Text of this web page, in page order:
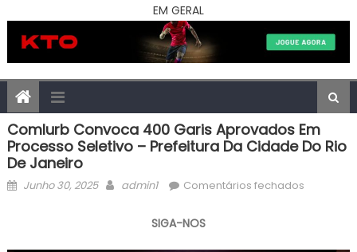
EM GERAL
Comlurb Convoca 400 Garis Aprovados Em
Processo Seletivo – Prefeitura Da Cidade Do Rio
De Janeiro
Posted
Junho 30, 2025 Author
admin1 Comentários fechadosem
SIGA-NOS